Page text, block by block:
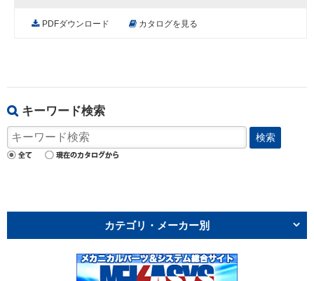
PDFダウンロード カタログを見る
キーワード検索
検索
カテゴリ・メーカー別